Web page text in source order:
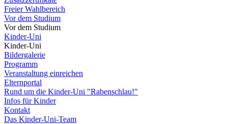
Freier Wahlbereich
Vor dem Studium
Vor dem Studium
Kinder-Uni
Kinder-Uni
Bildergalerie
Programm
Veranstaltung einreichen
Elternportal
Rund um die Kinder-Uni "Rabenschlau!"
Infos für Kinder
Kontakt
Das Kinder-Uni-Team